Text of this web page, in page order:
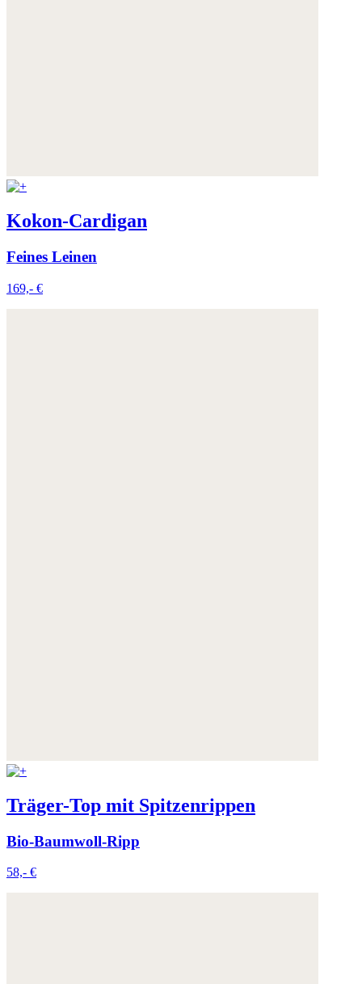
Kokon-Cardigan
Feines Leinen
169,- €
Träger-Top mit Spitzenrippen
Bio-Baumwoll-Ripp
58,- €